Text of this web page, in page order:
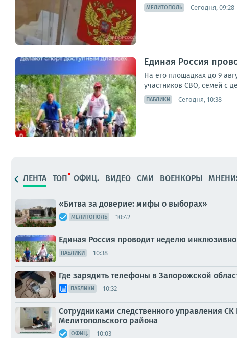
МЕЛИТОПОЛЬ Сегодня, 09:28
Единая Россия
На его площадках до 9
участников СВО, семей с
ПАБЛИКИ Сегодня, 10:38
ЛЕНТА ТОП ОФИЦ. ВИДЕО СМИ ВОЕНКОРЫ
«Битва за доверие: мифы о выборах»
МЕЛИТОПОЛЬ 10:42
Единая Россия проводит неделю
ПАБЛИКИ 10:38
Где зарядить телефоны в Запорожской
ПАБЛИКИ 10:32
Сотрудниками следственного управления
Мелитопольского района
ОФИЦ. 10:03